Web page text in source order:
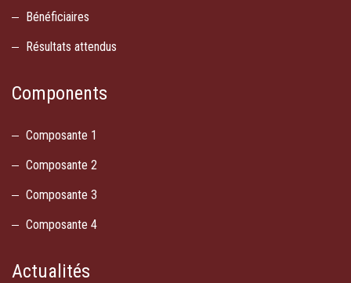
Bénéficiaires
Résultats attendus
Components
Composante 1
Composante 2
Composante 3
Composante 4
Actualités